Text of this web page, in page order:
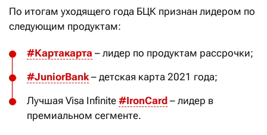
По итогам уходящего года БЦК признан лидером по
следующим продуктам:
#Картакарта – лидер по продуктам рассрочки;
#JuniorBank – детская карта 2021 года;
Лучшая Visa Infinite #IronCard – лидер в
премиальном сегменте.